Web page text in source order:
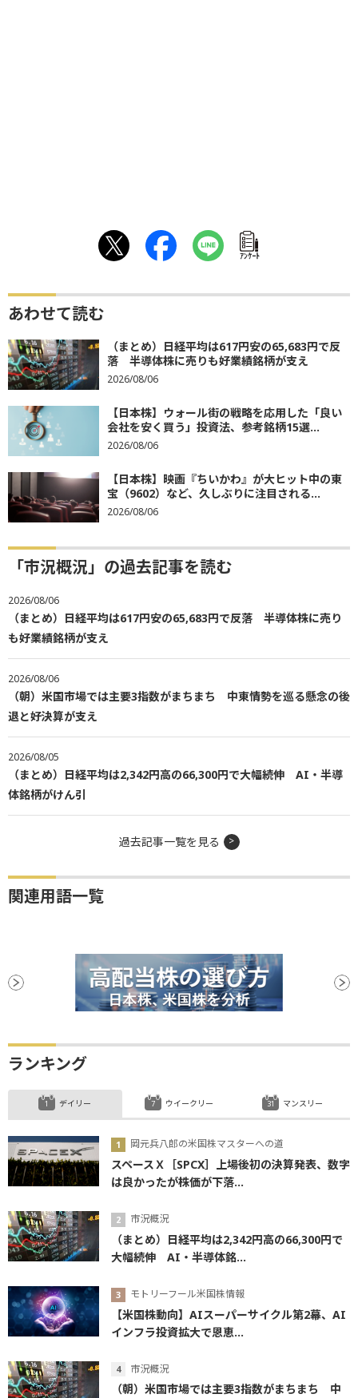
ｱﾝｹｰﾄ
あわせて読む
（まとめ）日経平均は617円安の65,683円で反
落 半導体株に売りも好業績銘柄が支え
2026/08/06
【日本株】ウォール街の戦略を応用した「良い
会社を安く買う」投資法、参考銘柄15選...
2026/08/06
【日本株】映画『ちいかわ』が大ヒット中の東
宝（9602）など、久しぶりに注目される...
2026/08/06
「市況概況」の過去記事を読む
2026/08/06
（まとめ）日経平均は617円安の65,683円で反落 半導体株に売り
も好業績銘柄が支え
2026/08/06
（朝）米国市場では主要3指数がまちまち 中東情勢を巡る懸念の後
退と好決算が支え
2026/08/05
（まとめ）日経平均は2,342円高の66,300円で大幅続伸 AI・半導
体銘柄がけん引
過去記事一覧を見る
関連用語一覧
ランキング
デイリー
岡元兵八郎の米国株マスターへの道
スペースＸ［SPCX］上場後初の決算発表、数字
は良かったが株価が下落...
市況概況
（まとめ）日経平均は2,342円高の66,300円で
大幅続伸 AI・半導体銘...
モトリーフール米国株情報
【米国株動向】AIスーパーサイクル第2幕、AI
インフラ投資拡大で恩恵...
市況概況
（朝）米国市場では主要3指数がまちまち 中
ウイークリー マンスリー